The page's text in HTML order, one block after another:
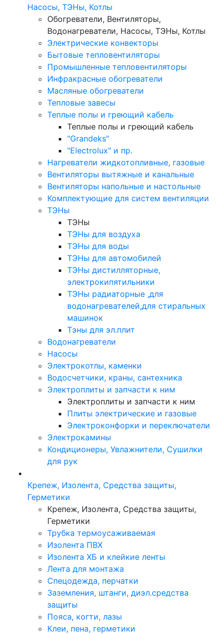
Насосы, ТЭНы, Котлы
Обогреватели, Вентиляторы,
Водонагреватели, Насосы, ТЭНы, Котлы
Электрические конвекторы
Бытовые тепловентиляторы
Промышленные тепловентиляторы
Инфракрасные обогреватели
Масляные обогреватели
Тепловые завесы
Теплые полы и греющий кабель
Теплые полы и греющий кабель
"Grandeks"
"Electrolux" и пр.
Нагреватели жидкотопливные, газовые
Вентиляторы вытяжные и канальные
Вентиляторы напольные и настольные
Комплектующие для систем вентиляции
ТЭНы
ТЭНы
ТЭНы для воздуха
ТЭНы для воды
ТЭНы для автомобилей
ТЭНы дистилляторные,
электрокипятильники
ТЭНы радиаторные ,для
водонагревателей,для стиральных
машинок
Тэны для эл.плит
Водонагреватели
Насосы
Электрокотлы, каменки
Водосчетчики, краны, сантехника
Электроплиты и запчасти к ним
Электроплиты и запчасти к ним
Плиты электрические и газовые
Электроконфорки и переключатели
Электрокамины
Кондиционеры, Увлажнители, Сушилки
для рук
Крепеж, Изолента, Средства защиты,
Герметики
Крепеж, Изолента, Средства защиты,
Герметики
Трубка термоусаживаемая
Изолента ПВХ
Изолента ХБ и клейкие ленты
Лента для монтажа
Спецодежда, перчатки
Заземления, штанги, диэл.средства
защиты
Пояса, когти, лазы
Клеи, пена, герметики